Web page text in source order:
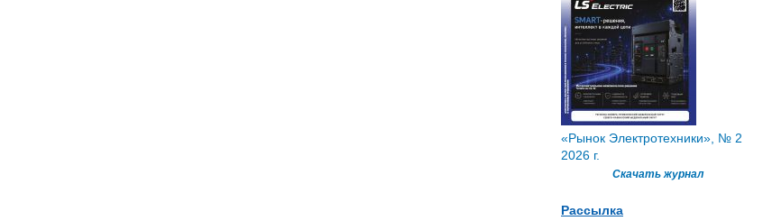
«Рынок Электротехники», № 2
2026 г.
Скачать журнал
Рассылка